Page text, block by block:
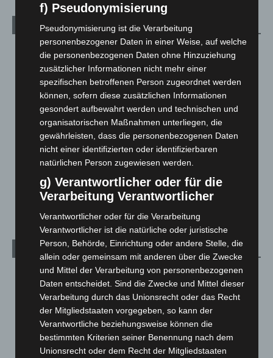
Kategorien
Blaulicht
2.799
Corona-News
Hannover und Region
5.039
Langenhagen und Ortsteile
3.252
Leserbriefe
Menschen
Über uns
Veranstaltungen
Archiv
August 2026(15)
Juli 2026(73)
Juni 2026(139)
Mai 2026(99)
April 2026(99)
f) Pseudonymisierung
Pseudonymisierung ist die Verarbeitung
personenbezogener Daten in einer Weise, auf welche
die personenbezogenen Daten ohne Hinzuziehung
zusätzlicher Informationen nicht mehr einer
spezifischen betroffenen Person zugeordnet werden
können, sofern diese zusätzlichen Informationen
gesondert aufbewahrt werden und technischen und
organisatorischen Maßnahmen unterliegen, die
gewährleisten, dass die personenbezogenen Daten
nicht einer identifizierten oder identifizierbaren
natürlichen Person zugewiesen werden.
g) Verantwortlicher oder für die
Verarbeitung Verantwortlicher
Verantwortlicher oder für die Verarbeitung
Verantwortlicher ist die natürliche oder juristische
Person, Behörde, Einrichtung oder andere Stelle, die
allein oder gemeinsam mit anderen über die Zwecke
und Mittel der Verarbeitung von personenbezogenen
Daten entscheidet. Sind die Zwecke und Mittel dieser
Verarbeitung durch das Unionsrecht oder das Recht
der Mitgliedstaaten vorgegeben, so kann der
Verantwortliche beziehungsweise können die
bestimmten Kriterien seiner Benennung nach dem
Unionsrecht oder dem Recht der Mitgliedstaaten